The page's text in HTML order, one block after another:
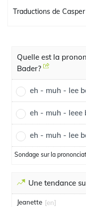
Traductions de
Quelle est la
Bader?
eh - muh - lee
eh - muh - leee
eh - muh - lee
Sondage sur la
Une tendance
Jeanette [en]